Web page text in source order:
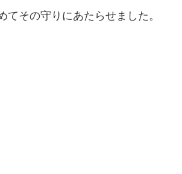
てその守りにあたらせました。